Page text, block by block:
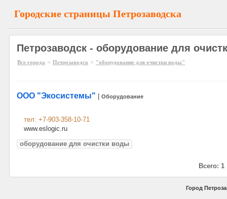
Городские страницы Петрозаводска
Петрозаводск - оборудование для
Все города » Петрозаводск » "оборудование для очистки воды"
ООО "Экосистемы" Оборудование
тел: +7-903-358-10-71
www.eslogic.ru
оборудование для очистки воды
Всего: 1
Город